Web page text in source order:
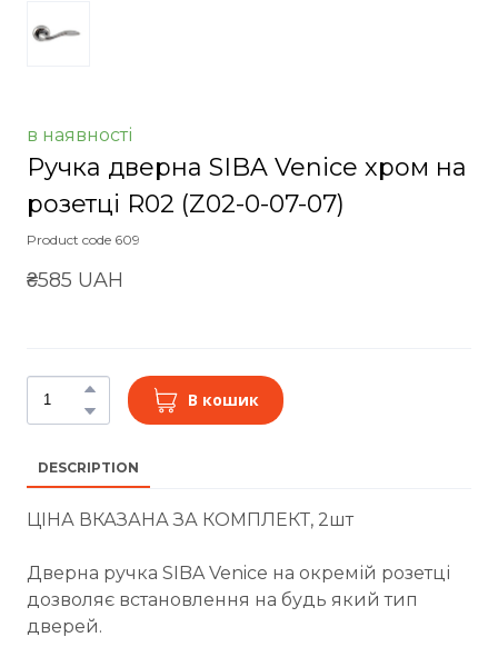
в наявності
Ручка дверна SIBA Venice хром на
розетці R02 (Z02-0-07-07)
Product code 609
₴585 UAH
В кошик
DESCRIPTION
ЦІНА ВКАЗАНА ЗА КОМПЛЕКТ, 2шт
Дверна ручка SIBA Venice на окремій розетці
дозволяє встановлення на будь який тип
дверей.